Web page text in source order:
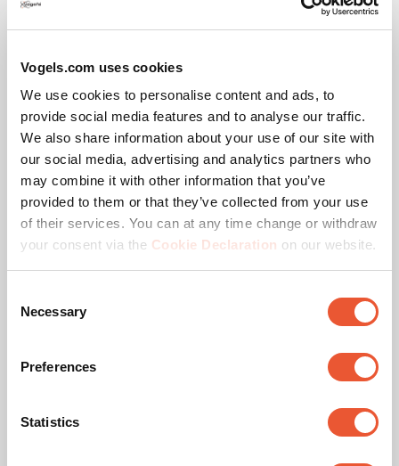
Vogels.com uses cookies
We use cookies to personalise content and ads, to
provide social media features and to analyse our traffic.
We also share information about your use of our site with
our social media, advertising and analytics partners who
may combine it with other information that you’ve
provided to them or that they’ve collected from your use
of their services. You can at any time change or withdraw
your consent via the Cookie Declaration on our website.
Selection
Necessary
Preferences
Statistics
Wenn also auf unserer Verpackung steht, dass eine TV-
Wirklichkeit einen Fernseher mit einem Gewicht von
mindestens 60 kg sicher tragen. Dank dieser deutlichen
Überlasttests sind all unsere Produkte vom TÜV Nord
zertifiziert. Eine unabhängige Garantie, dass Ihre TV-
Halterung absolut sicher ist.
Geprüft auf Lebensdauer